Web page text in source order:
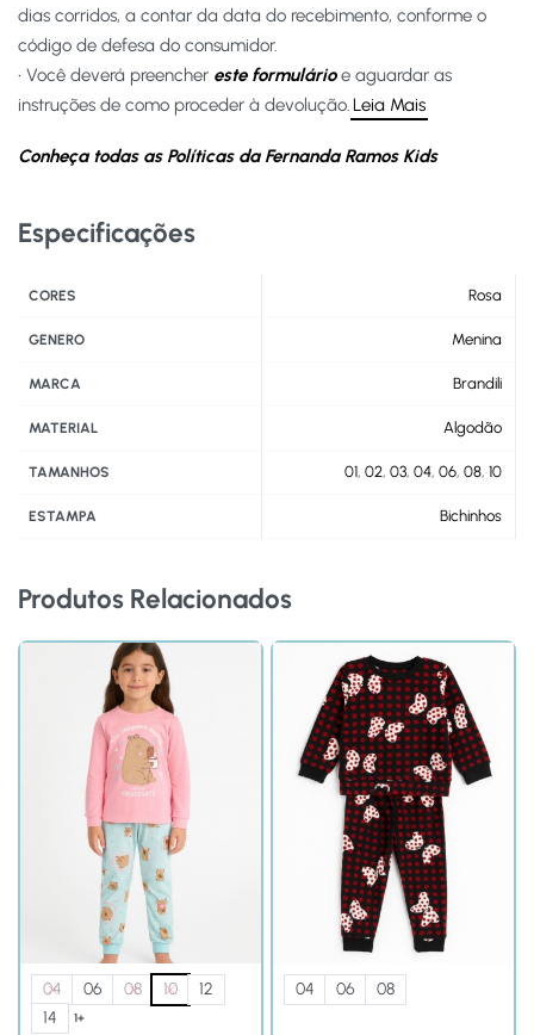
dias corridos, a contar da data do recebimento, conforme o
código de defesa do consumidor.
• Você deverá preencher este formulárioe aguardar as
instruções de como proceder à devolução.Leia Mais
Conheça todas as Políticas da Fernanda Ramos Kids
Especificações
CORES Rosa
GENERO Menina
MARCA Brandili
MATERIAL Algodão
TAMANHOS 01, 02, 03, 04, 06, 08, 10
ESTAMPA Bichinhos
Produtos Relacionados
04 06 08 10
12
14
1+
04 06 08